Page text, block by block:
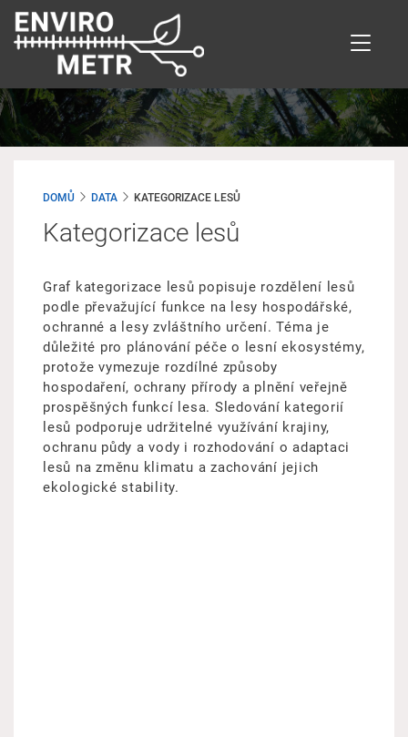
Přejít
hlavnímu
DOMŮ DATA KATEGORIZACE LESŮ
Kategorizace lesů
Graf kategorizace lesů popisuje rozdělení lesů
podle převažující funkce na lesy hospodářské,
ochranné a lesy zvláštního určení. Téma je
důležité pro plánování péče o lesní ekosystémy,
protože vymezuje rozdílné způsoby
hospodaření, ochrany přírody a plnění veřejně
prospěšných funkcí lesa. Sledování kategorií
lesů podporuje udržitelné využívání krajiny,
ochranu půdy a vody i rozhodování o adaptaci
lesů na změnu klimatu a zachování jejich
ekologické stability.